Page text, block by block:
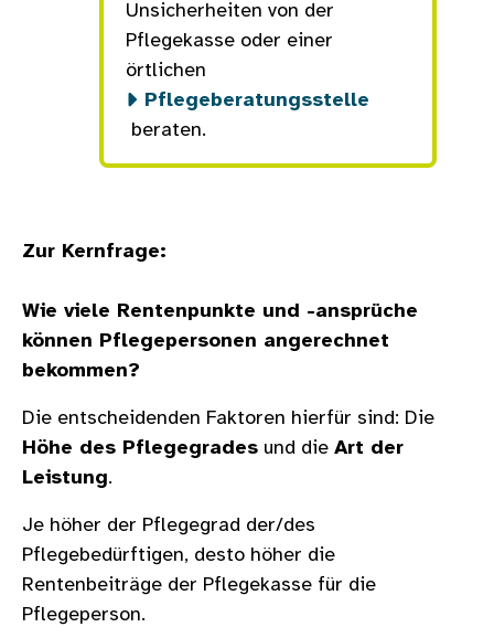
Unsicherheiten von der
Pflegekasse oder einer
örtlichen
Pflegeberatungsstelle
beraten.
Zur Kernfrage:
Wie viele Rentenpunkte und -ansprüche
können Pflegepersonen angerechnet
bekommen?
Die entscheidenden Faktoren hierfür sind: Die
Höhe des Pflegegrades und die Art der
Leistung.
Je höher der Pflegegrad der/des
Pflegebedürftigen, desto höher die
Rentenbeiträge der Pflegekasse für die
Pflegeperson.